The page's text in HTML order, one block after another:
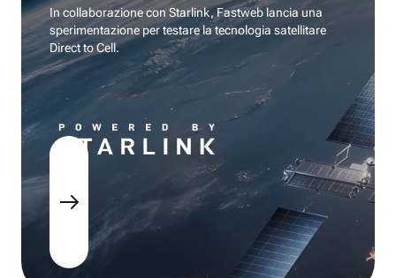
In collaborazione con Starlink, Fastweb lancia una
sperimentazione per testare la tecnologia satellitare
Direct to Cell.